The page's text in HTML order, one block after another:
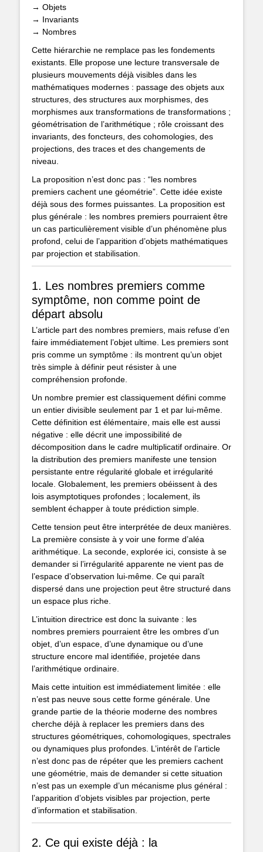
→ Objets
→ Invariants
→ Nombres
Cette hiérarchie ne remplace pas les fondements
existants. Elle propose une lecture transversale de
plusieurs mouvements déjà visibles dans les
mathématiques modernes : passage des objets aux
structures, des structures aux morphismes, des
morphismes aux transformations de transformations ;
géométrisation de l’arithmétique ; rôle croissant des
invariants, des foncteurs, des cohomologies, des
projections, des traces et des changements de
niveau.
La proposition n’est donc pas : “les nombres
premiers cachent une géométrie”. Cette idée existe
déjà sous des formes puissantes. La proposition est
plus générale : les nombres premiers pourraient être
un cas particulièrement visible d’un phénomène plus
profond, celui de l’apparition d’objets mathématiques
par projection et stabilisation.
1. Les nombres premiers comme
symptôme, non comme point de
départ absolu
L’article part des nombres premiers, mais refuse d’en
faire immédiatement l’objet ultime. Les premiers sont
pris comme un symptôme : ils montrent qu’un objet
très simple à définir peut résister à une
compréhension profonde.
Un nombre premier est classiquement défini comme
un entier divisible seulement par 1 et par lui-même.
Cette définition est élémentaire, mais elle est aussi
négative : elle décrit une impossibilité de
décomposition dans le cadre multiplicatif ordinaire. Or
la distribution des premiers manifeste une tension
persistante entre régularité globale et irrégularité
locale. Globalement, les premiers obéissent à des
lois asymptotiques profondes ; localement, ils
semblent échapper à toute prédiction simple.
Cette tension peut être interprétée de deux manières.
La première consiste à y voir une forme d’aléa
arithmétique. La seconde, explorée ici, consiste à se
demander si l’irrégularité apparente ne vient pas de
l’espace d’observation lui-même. Ce qui paraît
dispersé dans une projection peut être structuré dans
un espace plus riche.
L’intuition directrice est donc la suivante : les
nombres premiers pourraient être les ombres d’un
objet, d’un espace, d’une dynamique ou d’une
structure encore mal identifiée, projetée dans
l’arithmétique ordinaire.
Mais cette intuition est immédiatement limitée : elle
n’est pas neuve sous cette forme générale. Une
grande partie de la théorie moderne des nombres
cherche déjà à replacer les premiers dans des
structures géométriques, cohomologiques, spectrales
ou dynamiques plus profondes. L’intérêt de l’article
n’est donc pas de répéter que les premiers cachent
une géométrie, mais de demander si cette situation
n’est pas un exemple d’un mécanisme plus général :
l’apparition d’objets visibles par projection, perte
d’information et stabilisation.
2. Ce qui existe déjà : la